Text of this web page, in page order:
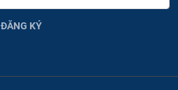
ĐĂNG KÝ